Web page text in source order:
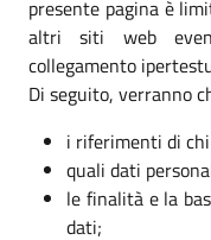
presente pagina è
altri siti web
collegamento
Di seguito, verranno
i riferimenti di
quali dati
le finalità e la
dati;